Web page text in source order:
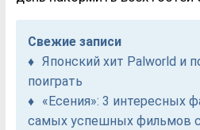
Свежие записи
Японский хит Palworld и
поиграть
«Есения»: 3 интересных
самых успешных фильмов